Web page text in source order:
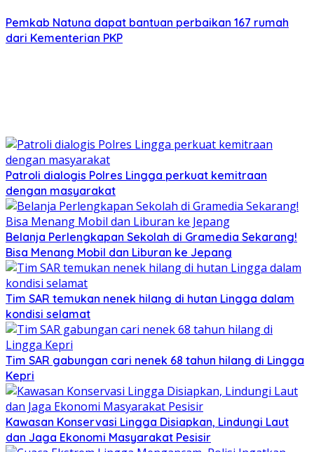
Pemkab Natuna dapat bantuan perbaikan 167 rumah
dari Kementerian PKP
Patroli dialogis Polres Lingga perkuat kemitraan
dengan masyarakat
Belanja Perlengkapan Sekolah di Gramedia Sekarang!
Bisa Menang Mobil dan Liburan ke Jepang
Tim SAR temukan nenek hilang di hutan Lingga dalam
kondisi selamat
Tim SAR gabungan cari nenek 68 tahun hilang di Lingga
Kepri
Kawasan Konservasi Lingga Disiapkan, Lindungi Laut
dan Jaga Ekonomi Masyarakat Pesisir